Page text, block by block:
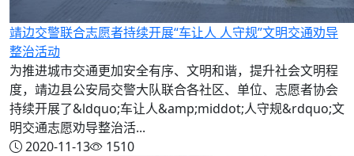
靖边交警联合志愿者持续开展“车让人 人守规”文明交通劝导
整治活动
为推进城市交通更加安全有序、文明和谐，提升社会文明程
度，靖边县公安局交警大队联合各社区、单位、志愿者协会
持续开展了&ldquo;车让人&amp;middot;人守规&rdquo;文
明交通志愿劝导整治活...
2020-11-13
1510